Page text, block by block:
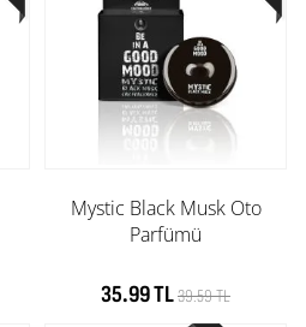
Mystic Black Musk Oto
Parfümü
35.99 TL39.59 TL